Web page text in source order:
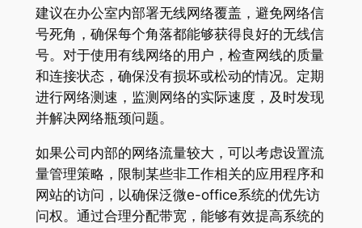
建议在办公室内部署无线网络覆盖，避免网络信
号死角，确保每个角落都能够获得良好的无线信
号。对于使用有线网络的用户，检查网线的质量
和连接状态，确保没有损坏或松动的情况。定期
进行网络测速，监测网络的实际速度，及时发现
并解决网络瓶颈问题。
如果公司内部的网络流量较大，可以考虑设置流
量管理策略，限制某些非工作相关的应用程序和
网站的访问，以确保泛微e-office系统的优先访
问权。通过合理分配带宽，能够有效提高系统的